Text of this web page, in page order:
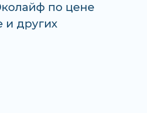
по цене
и других